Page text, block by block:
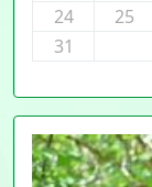
24
25
31